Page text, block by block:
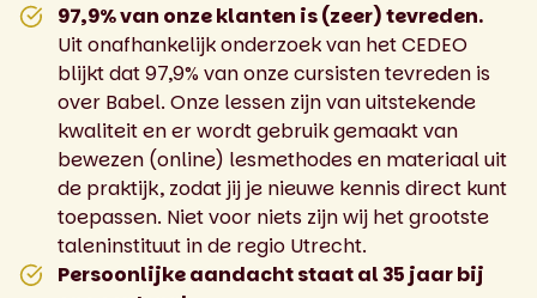
97,9% van onze klanten is (zeer) tevreden.
Uit onafhankelijk onderzoek van het CEDEO
blijkt dat 97,9% van onze cursisten tevreden is
over Babel. Onze lessen zijn van uitstekende
kwaliteit en er wordt gebruik gemaakt van
bewezen (online) lesmethodes en materiaal uit
de praktijk, zodat jij je nieuwe kennis direct kunt
toepassen. Niet voor niets zijn wij het grootste
taleninstituut in de regio Utrecht.
Persoonlijke aandacht staat al 35 jaar bij